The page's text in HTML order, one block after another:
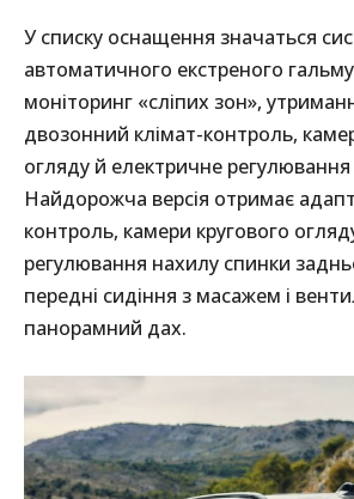
У списку оснащення значаться
автоматичного екстреного
моніторинг «сліпих зон»,
двозонний клімат-контроль,
огляду й електричне регулювання
Найдорожча версія отримає
контроль, камери кругового
регулювання нахилу спинки
передні сидіння з масажем і
панорамний дах.